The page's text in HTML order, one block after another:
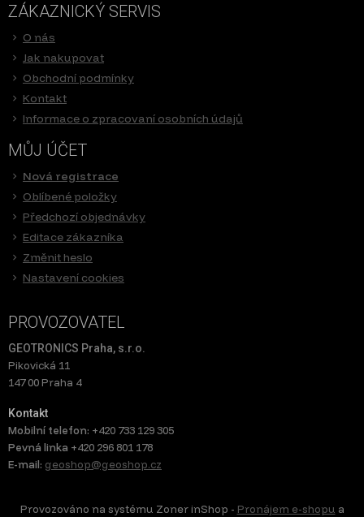
ZÁKAZNICKÝ SERVIS
O nás
Jak nakupovat
Obchodní podmínky
Kontakt
Informace o zpracovaní osobních údajů
MŮJ ÚČET
Nová registrace
Oblíbené položky
Předchozí objednávky
Editace zákazníka
Změnit heslo
Nastavení cookies
PROVOZOVATEL
GEOTRONICS Praha, s.r.o.
Pikovická 11
147 00 Praha 4
Kontakt
Mobilní telefon: +420 733 129 305
Pevná linka +420 296 801 178
E-mail: geoshop@geoshop.cz
Provozováno na systému Zoner inShop - Pronájem e-shopu a